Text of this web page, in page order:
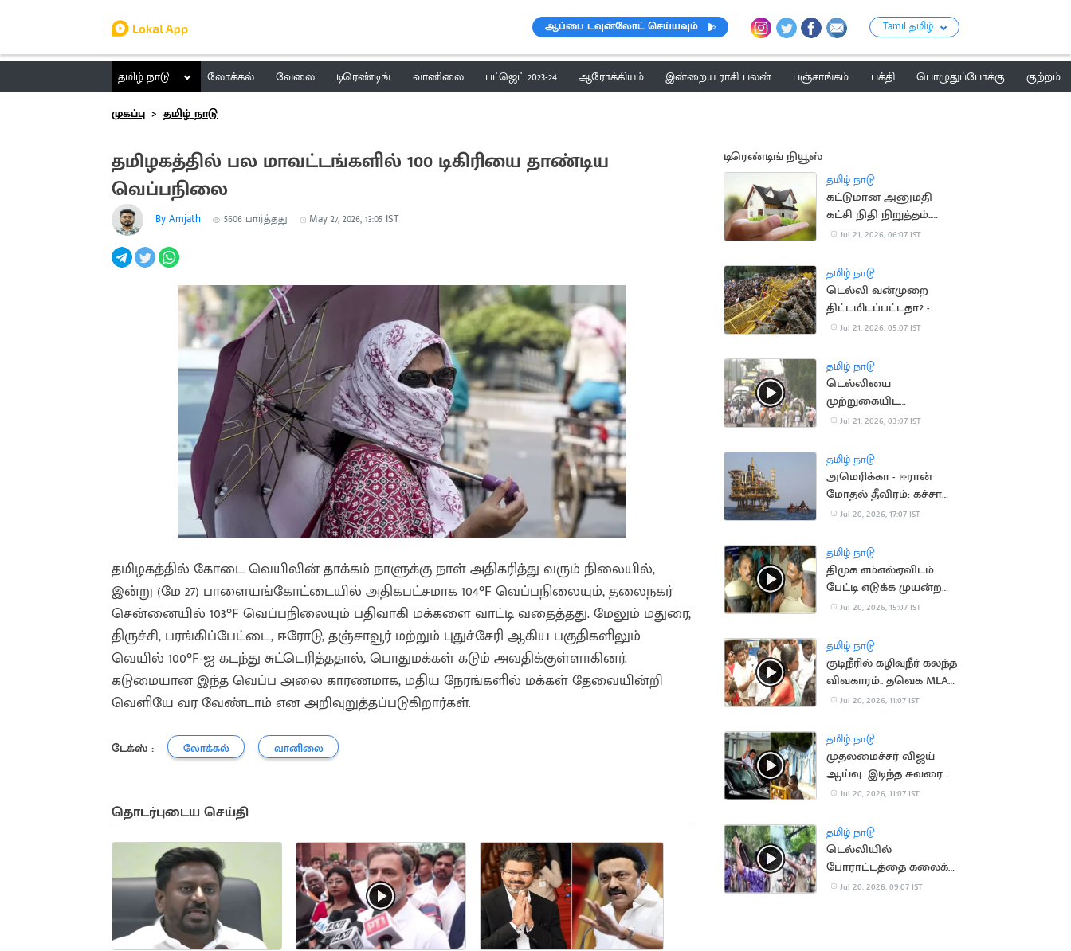
ஆப்பை டவுன்லோட் செய்யவும் Tamil தமிழ்
தமிழ் நாடு லோக்கல் வேலை டிரெண்டிங் வானிலை பட்ஜெட் 2023-24 ஆரோக்கியம் இன்றைய ராசி பலன் பஞ்சாங்கம் பக்தி பொழுதுப்போக்கு
குற்றம்
முகப்பு
தமிழ் நாடு
தமிழகத்தில் பல மாவட்டங்களில் 100 டிகிரியை தாண்டிய
வெப்பநிலை
By Amjath 5606 பார்த்தது May 27, 2026, 13:05 IST
தமிழகத்தில் கோடை வெயிலின் தாக்கம் நாளுக்கு நாள் அதிகரித்து வரும் நிலையில்,
இன்று (மே 27) பாளையங்கோட்டையில் அதிகபட்சமாக 104°F வெப்பநிலையும், தலைநகர்
சென்னையில் 103°F வெப்பநிலையும் பதிவாகி மக்களை வாட்டி வதைத்தது. மேலும் மதுரை,
திருச்சி, பரங்கிப்பேட்டை, ஈரோடு, தஞ்சாவூர் மற்றும் புதுச்சேரி ஆகிய பகுதிகளிலும்
வெயில் 100°F-ஐ கடந்து சுட்டெரித்ததால், பொதுமக்கள் கடும் அவதிக்குள்ளாகினர்.
கடுமையான இந்த வெப்ப அலை காரணமாக, மதிய நேரங்களில் மக்கள் தேவையின்றி
வெளியே வர வேண்டாம் என அறிவுறுத்தப்படுகிறார்கள்.
டேக்ஸ் : லோக்கல் வானிலை
தொடர்புடைய செய்தி
டிரெண்டிங் நியூஸ்
தமிழ் நாடு
கட்டுமான அனுமதி
கட்சி நிதி நிறுத்தம்..
வீடுகள் விலை
Jul 21, 2026, 06:07 IST
தமிழ் நாடு
டெல்லி வன்முறை
திட்டமிடப்பட்டதா? -
விசாரணை தீவிரம்
Jul 21, 2026, 05:07 IST
தமிழ் நாடு
டெல்லியை
முற்றுகையிட
விவசாயிகள் ஆயத்தம்
Jul 21, 2026, 03:07 IST
தமிழ் நாடு
அமெரிக்கா - ஈரான்
மோதல் தீவிரம்: கச்சா
எண்ணெய் தட்டுப்பாடு
Jul 20, 2026, 17:07 IST
தமிழ் நாடு
திமுக எம்எல்ஏவிடம்
பேட்டி எடுக்க முயன்ற
செய்தியாளர்களுக்கு
Jul 20, 2026, 15:07 IST
தமிழ் நாடு
குடிநீரில் கழிவுநீர் கலந்த
விவகாரம்.. தவெக MLA
முன் நடந்த மோதல்
Jul 20, 2026, 11:07 IST
தமிழ் நாடு
முதலமைச்சர் விஜய்
ஆய்வு.. இடிந்த சுவரை
துணியால் மறைத்ததால்
Jul 20, 2026, 11:07 IST
தமிழ் நாடு
டெல்லியில்
போராட்டத்தை கலைக்க
கண்ணீர் புகைகுண்டு
Jul 20, 2026, 09:07 IST